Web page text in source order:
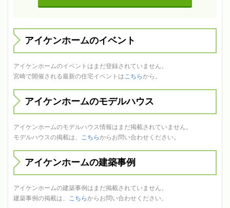
アイケンホームのイベント
アイケンホームのイベントはまだ登録されていません。
宮崎で開催される最新の住宅イベントはこちらから。
アイケンホームのモデルハウス
アイケンホームのモデルハウス情報はまだ掲載されていません。
モデルハウスの掲載は、 こちらからお問い合わせください。
アイケンホームの建築事例
アイケンホームの建築事例はまだ掲載されていません。
建築事例の掲載は、 こちらからお問い合わせください。